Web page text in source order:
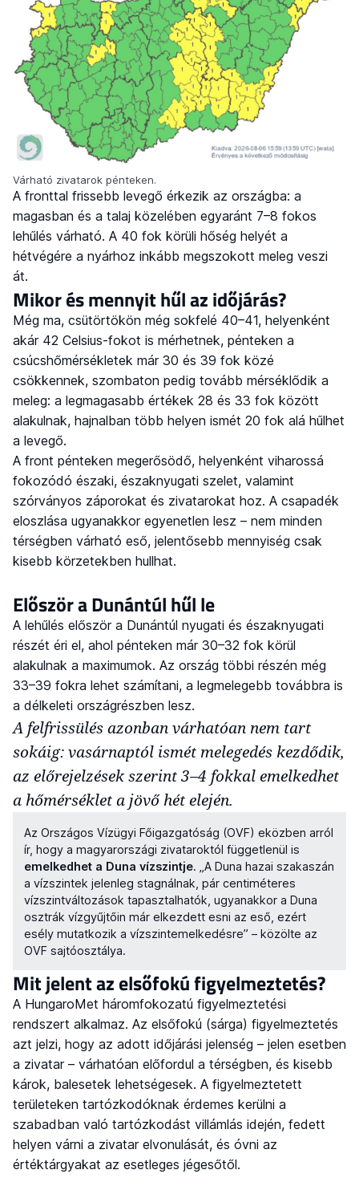
Várható zivatarok pénteken.
A fronttal frissebb levegő érkezik az országba: a
magasban és a talaj közelében egyaránt 7–8 fokos
lehűlés várható. A 40 fok körüli hőség helyét a
hétvégére a nyárhoz inkább megszokott meleg veszi
át.
Mikor és mennyit hűl az időjárás?
Még ma, csütörtökön még sokfelé 40–41, helyenként
akár 42 Celsius-fokot is mérhetnek, pénteken a
csúcshőmérsékletek már 30 és 39 fok közé
csökkennek, szombaton pedig tovább mérséklődik a
meleg: a legmagasabb értékek 28 és 33 fok között
alakulnak, hajnalban több helyen ismét 20 fok alá hűlhet
a levegő.
A front pénteken megerősödő, helyenként viharossá
fokozódó északi, északnyugati szelet, valamint
szórványos záporokat és zivatarokat hoz. A csapadék
eloszlása ugyanakkor egyenetlen lesz – nem minden
térségben várható eső, jelentősebb mennyiség csak
kisebb körzetekben hullhat.
Először a Dunántúl hűl le
A lehűlés először a Dunántúl nyugati és északnyugati
részét éri el, ahol pénteken már 30–32 fok körül
alakulnak a maximumok. Az ország többi részén még
33–39 fokra lehet számítani, a legmelegebb továbbra is
a délkeleti országrészben lesz.
A felfrissülés azonban várhatóan nem tart
sokáig: vasárnaptól ismét melegedés kezdődik,
az előrejelzések szerint 3–4 fokkal emelkedhet
a hőmérséklet a jövő hét elején.
Az Országos Vízügyi Főigazgatóság (OVF) eközben arról
ír, hogy a magyarországi zivataroktól függetlenül is
emelkedhet a Duna vízszintje. „A Duna hazai szakaszán
a vízszintek jelenleg stagnálnak, pár centiméteres
vízszintváltozások tapasztalhatók, ugyanakkor a Duna
osztrák vízgyűjtőin már elkezdett esni az eső, ezért
esély mutatkozik a vízszintemelkedésre” – közölte az
OVF sajtóosztálya.
Mit jelent az elsőfokú figyelmeztetés?
A HungaroMet háromfokozatú figyelmeztetési
rendszert alkalmaz. Az elsőfokú (sárga) figyelmeztetés
azt jelzi, hogy az adott időjárási jelenség – jelen esetben
a zivatar – várhatóan előfordul a térségben, és kisebb
károk, balesetek lehetségesek. A figyelmeztetett
területeken tartózkodóknak érdemes kerülni a
szabadban való tartózkodást villámlás idején, fedett
helyen várni a zivatar elvonulását, és óvni az
értéktárgyakat az esetleges jégesőtől.